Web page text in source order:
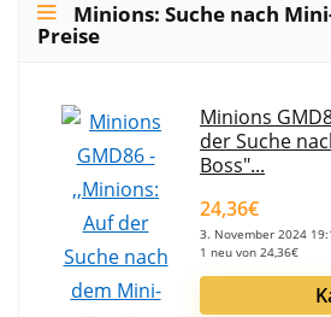
Minions: Suche nach
Preise
Minions
der Suche
Boss"...
24,36€
3. November 2024
1 neu von 24,36€